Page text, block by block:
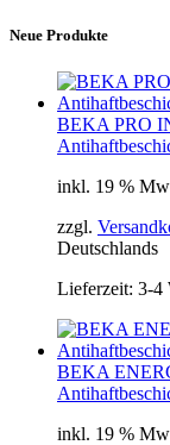
Neue Produkte
BEKA PRO
inkl. 19 %
zzgl.
Deutschlands
Lieferzeit: 3-4
BEKA
inkl. 19 %